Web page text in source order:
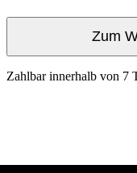
Zum
Zahlbar innerhalb von 7